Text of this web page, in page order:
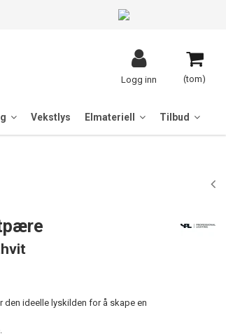
(tom)
Logg inn
Vekstlys Elmateriell Tilbud
den ideelle lyskilden for å skape en